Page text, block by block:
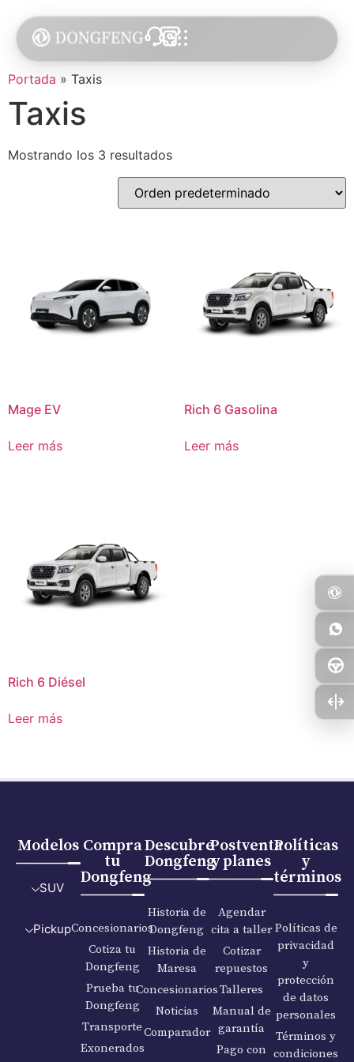
Portada » Taxis
Taxis
Mostrando los 3 resultados
Mage EV
Leer más
Rich 6 Gasolina
Leer más
Rich 6 Diésel
Leer más
Modelos
SUV
Pickup
Compra
tu
Dongfeng
Concesionarios
Cotiza tu
Dongfeng
Prueba tu
Dongfeng
Transporte
Exonerados
Descubre
Dongfeng
Historia de
Dongfeng
Historia de
Maresa
Concesionarios
Noticias
Comparador
Postventa
y planes
Agendar
cita a taller
Cotizar
repuestos
Talleres
Manual de
garantía
Pago con
Políticas
y
términos
Políticas de
privacidad
y
protección
de datos
personales
Términos y
condiciones